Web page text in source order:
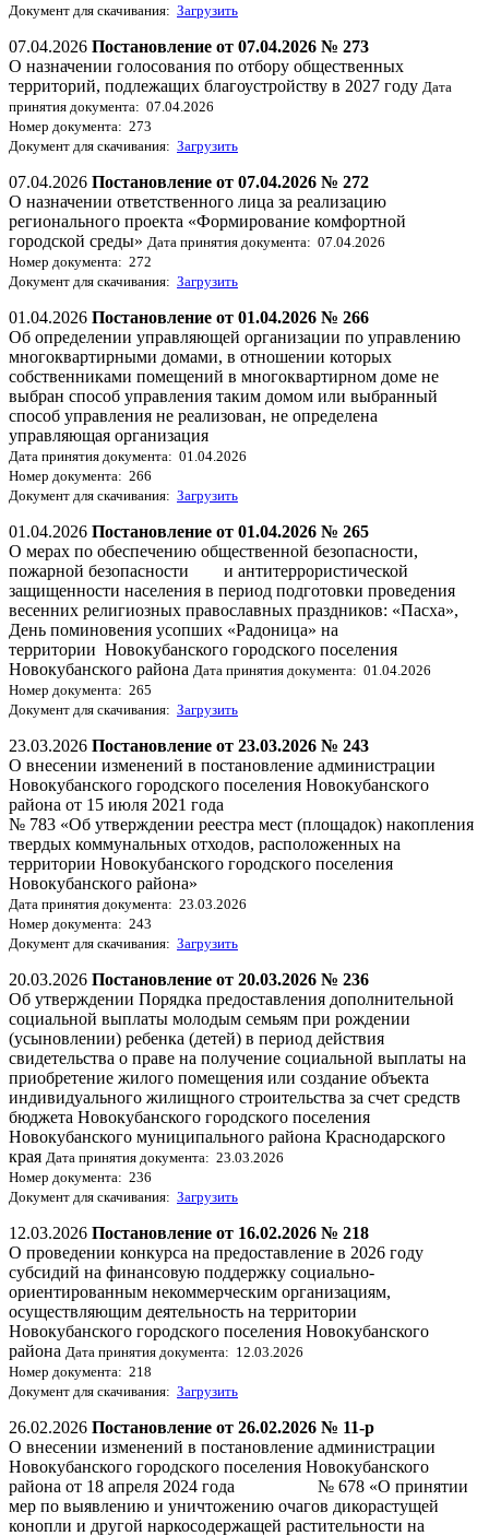
Документ для скачивания: Загрузить
07.04.2026 Постановление от 07.04.2026 № 273
О назначении голосования по отбору общественных
территорий, подлежащих благоустройству в 2027 году Дата
принятия документа: 07.04.2026
Номер документа: 273
Документ для скачивания: Загрузить
07.04.2026 Постановление от 07.04.2026 № 272
О назначении ответственного лица за реализацию
регионального проекта «Формирование комфортной
городской среды» Дата принятия документа: 07.04.2026
Номер документа: 272
Документ для скачивания: Загрузить
01.04.2026 Постановление от 01.04.2026 № 266
Об определении управляющей организации по управлению
многоквартирными домами, в отношении которых
собственниками помещений в многоквартирном доме не
выбран способ управления таким домом или выбранный
способ управления не реализован, не определена
управляющая организация
Дата принятия документа: 01.04.2026
Номер документа: 266
Документ для скачивания: Загрузить
01.04.2026 Постановление от 01.04.2026 № 265
О мерах по обеспечению общественной безопасности,
пожарной безопасности и антитеррористической
защищенности населения в период подготовки проведения
весенних религиозных православных праздников: «Пасха»,
День поминовения усопших «Радоница» на
территории Новокубанского городского поселения
Новокубанского района Дата принятия документа: 01.04.2026
Номер документа: 265
Документ для скачивания: Загрузить
23.03.2026 Постановление от 23.03.2026 № 243
О внесении изменений в постановление администрации
Новокубанского городского поселения Новокубанского
района от 15 июля 2021 года
№ 783 «Об утверждении реестра мест (площадок) накопления
твердых коммунальных отходов, расположенных на
территории Новокубанского городского поселения
Новокубанского района»
Дата принятия документа: 23.03.2026
Номер документа: 243
Документ для скачивания: Загрузить
20.03.2026 Постановление от 20.03.2026 № 236
Об утверждении Порядка предоставления дополнительной
социальной выплаты молодым семьям при рождении
(усыновлении) ребенка (детей) в период действия
свидетельства о праве на получение социальной выплаты на
приобретение жилого помещения или создание объекта
индивидуального жилищного строительства за счет средств
бюджета Новокубанского городского поселения
Новокубанского муниципального района Краснодарского
края Дата принятия документа: 23.03.2026
Номер документа: 236
Документ для скачивания: Загрузить
12.03.2026 Постановление от 16.02.2026 № 218
О проведении конкурса на предоставление в 2026 году
субсидий на финансовую поддержку социально-
ориентированным некоммерческим организациям,
осуществляющим деятельность на территории
Новокубанского городского поселения Новокубанского
района Дата принятия документа: 12.03.2026
Номер документа: 218
Документ для скачивания: Загрузить
26.02.2026 Постановление от 26.02.2026 № 11-р
О внесении изменений в постановление администрации
Новокубанского городского поселения Новокубанского
района от 18 апреля 2024 года № 678 «О принятии
мер по выявлению и уничтожению очагов дикорастущей
конопли и другой наркосодержащей растительности на